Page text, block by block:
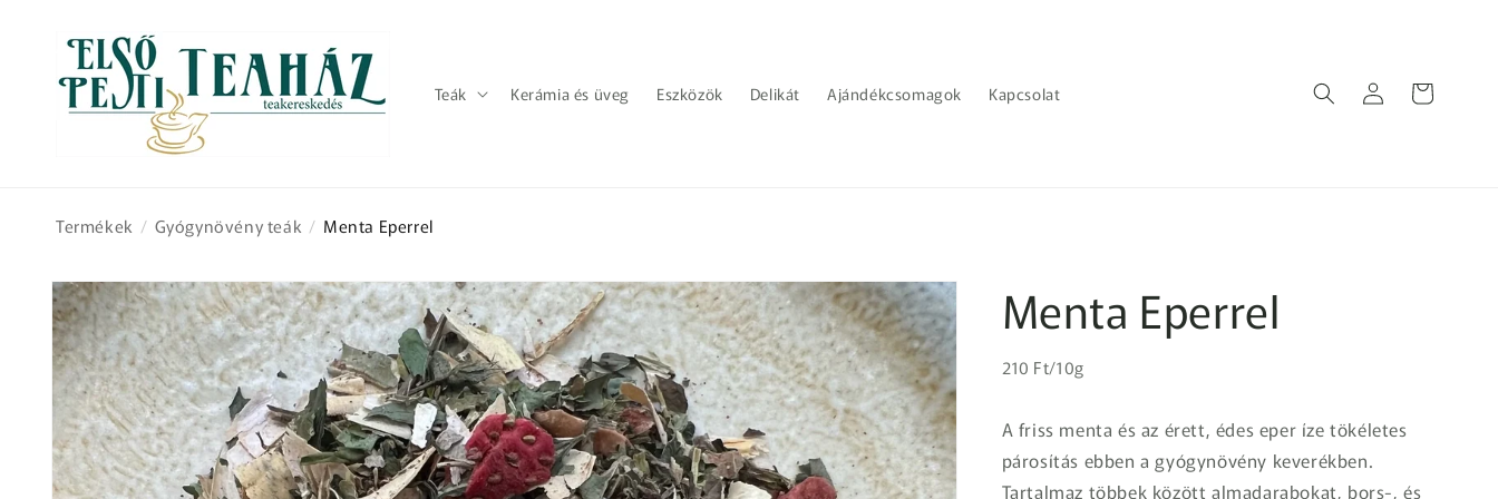
tartalomhoz
Teák Kerámia és üveg Eszközök Delikát Ajándékcsomagok Kapcsolat BejelentkezésKosár
Termékek / Gyógynövény teák / Menta Eperrel
Kihagyás, és
ugrás a
termékadatokra
Menta Eperrel
Normál
Egységár
210 Ft/10g
A friss menta és az érett, édes eper íze tökéletes
párosítás ebben a gyógynövény keverékben.
Tartalmaz többek között almadarabokat, bors-, és